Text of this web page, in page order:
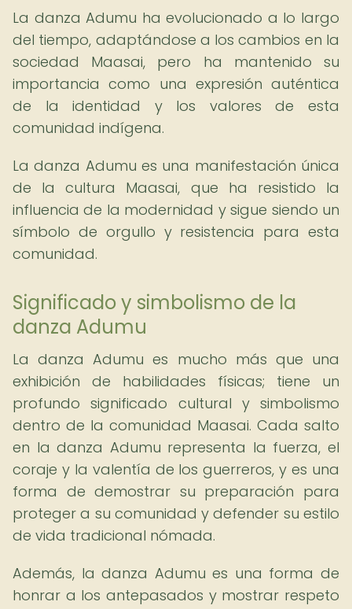
La danza Adumu ha evolucionado a lo largo
del tiempo, adaptándose a los cambios en la
sociedad Maasai, pero ha mantenido su
importancia como una expresión auténtica
de la identidad y los valores de esta
comunidad indígena.
La danza Adumu es una manifestación única
de la cultura Maasai, que ha resistido la
influencia de la modernidad y sigue siendo un
símbolo de orgullo y resistencia para esta
comunidad.
Significado y simbolismo de la
danza Adumu
La danza Adumu es mucho más que una
exhibición de habilidades físicas; tiene un
profundo significado cultural y simbolismo
dentro de la comunidad Maasai. Cada salto
en la danza Adumu representa la fuerza, el
coraje y la valentía de los guerreros, y es una
forma de demostrar su preparación para
proteger a su comunidad y defender su estilo
de vida tradicional nómada.
Además, la danza Adumu es una forma de
honrar a los antepasados y mostrar respeto